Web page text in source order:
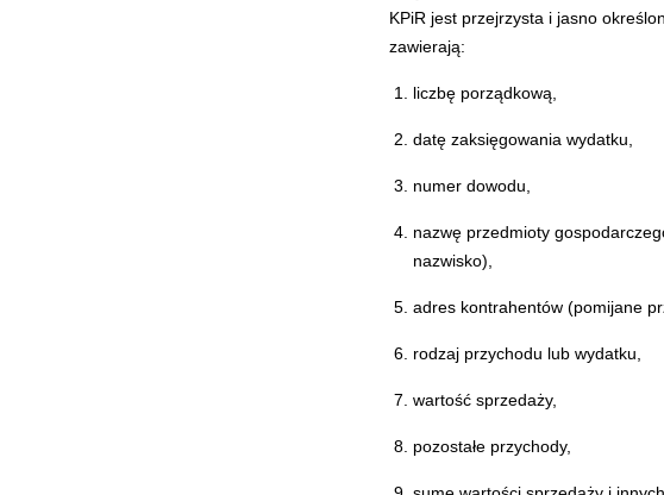
KPiR jest przejrzysta i jasno
zawierają:
liczbę porządkową,
datę zaksięgowania wydatku,
numer dowodu,
nazwę przedmioty
nazwisko),
adres kontrahentów (pomijane
rodzaj przychodu lub wydatku,
wartość sprzedaży,
pozostałe przychody,